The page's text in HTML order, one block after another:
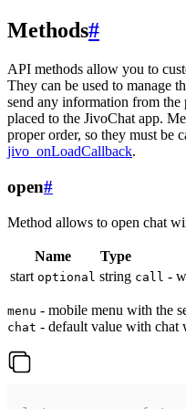
Methods#
API methods allow you to
They can be used to manage
send any information from
placed to the JivoChat app.
proper order, so they must be
jivo_onLoadCallback.
open#
Method allows to open chat
Name Type
start optional string call -
menu - mobile menu with the
chat - default value with chat